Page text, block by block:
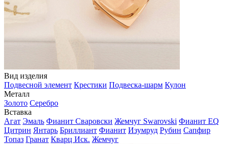
Вид изделия
Подвесной элемент Крестики Подвеска-шарм Кулон
Металл
Золото Серебро
Вставка
Агат Эмаль Фианит Сваровски Жемчуг Swarovski Фианит EQ
Цитрин Янтарь Бриллиант Фианит Изумруд Рубин Сапфир
Топаз Гранат Кварц Иск. Жемчуг